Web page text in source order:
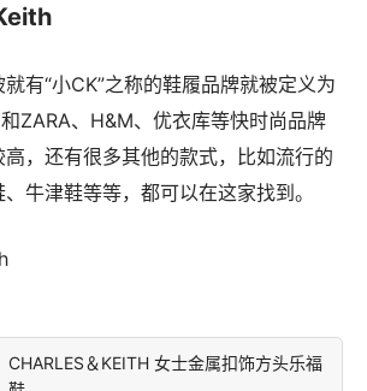
有“小CK”之称的鞋履品牌就被定义为
ZARA、H&M、优衣库等快时尚品牌
，还有很多其他的款式，比如流行的
牛津鞋等等，都可以在这家找到。
CHARLES＆KEITH 女士金属扣饰方头乐福